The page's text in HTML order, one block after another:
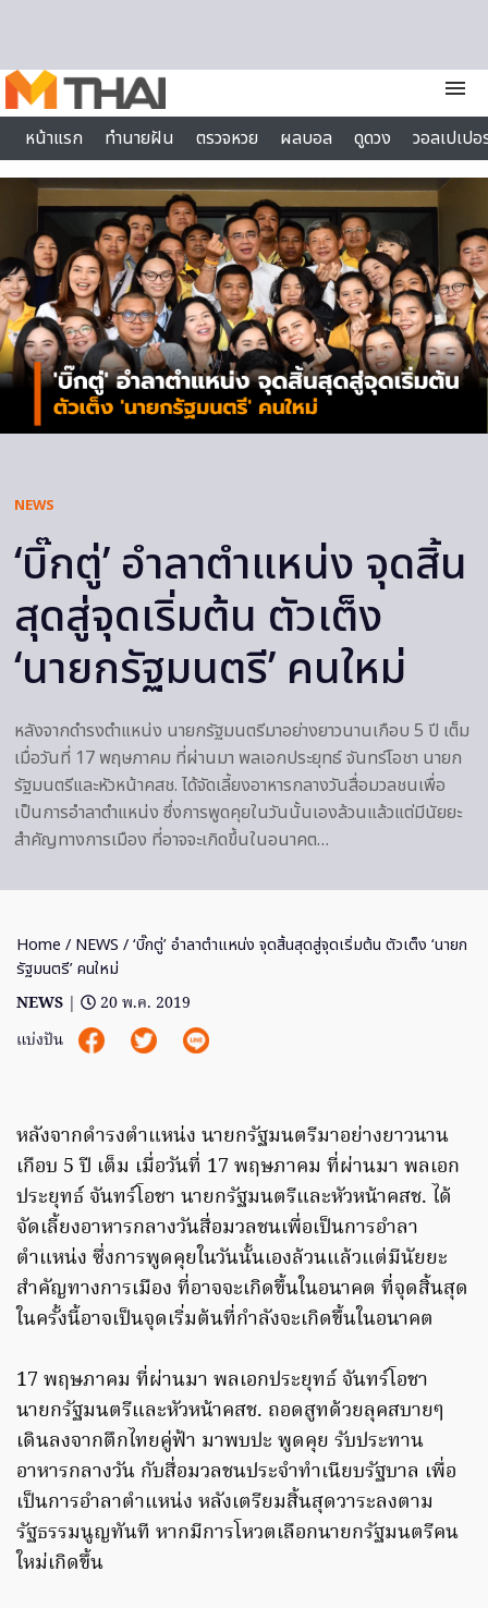
menu
หน้าแรก
ทำนายฝัน ตรวจหวย ผลบอล ดูดวง
วอลเปเป
ไลฟ์สไตล์
NEWS
‘บิ๊กตู่’ อำลาตำแหน่ง จุดสิ้น
สุดสู่จุดเริ่มต้น ตัวเต็ง
‘นายกรัฐมนตรี’ คนใหม่
หลังจากดำรงตำแหน่ง นายกรัฐมนตรีมาอย่างยาวนานเกือบ 5 ปี เต็ม
เมื่อวันที่ 17 พฤษภาคม ที่ผ่านมา พลเอกประยุทธ์ จันทร์โอชา นายก
รัฐมนตรีและหัวหน้าคสช. ได้จัดเลี้ยงอาหารกลางวันสื่อมวลชนเพื่อ
เป็นการอำลาตำแหน่ง ซึ่งการพูดคุยในวันนั้นเองล้วนแล้วแต่มีนัยยะ
สำคัญทางการเมือง ที่อาจจะเกิดขึ้นในอนาคต…
Home / NEWS / ‘บิ๊กตู่’ อำลาตำแหน่ง จุดสิ้นสุดสู่จุดเริ่มต้น ตัวเต็ง ‘นายก
รัฐมนตรี’ คนใหม่
NEWS |
20 พ.ค. 2019
แบ่งปัน
หลังจากดำรงตำแหน่ง นายกรัฐมนตรีมาอย่างยาวนาน
เกือบ 5 ปี เต็ม เมื่อวันที่ 17 พฤษภาคม ที่ผ่านมา พลเอก
ประยุทธ์ จันทร์โอชา นายกรัฐมนตรีและหัวหน้าคสช. ได้
จัดเลี้ยงอาหารกลางวันสื่อมวลชนเพื่อเป็นการอำลา
ตำแหน่ง ซึ่งการพูดคุยในวันนั้นเองล้วนแล้วแต่มีนัยยะ
สำคัญทางการเมือง ที่อาจจะเกิดขึ้นในอนาคต ที่จุดสิ้นสุด
ในครั้งนี้อาจเป็นจุดเริ่มต้นที่กำลังจะเกิดขึ้นในอนาคต
17 พฤษภาคม ที่ผ่านมา พลเอกประยุทธ์ จันทร์โอชา
นายกรัฐมนตรีและหัวหน้าคสช. ถอดสูทด้วยลุคสบายๆ
เดินลงจากตึกไทยคู่ฟ้า มาพบปะ พูดคุย รับประทาน
อาหารกลางวัน กับสื่อมวลชนประจำทำเนียบรัฐบาล เพื่อ
เป็นการอำลาตำแหน่ง หลังเตรียมสิ้นสุดวาระลงตาม
รัฐธรรมนูญทันที หากมีการโหวตเลือกนายกรัฐมนตรีคน
ใหม่เกิดขึ้น